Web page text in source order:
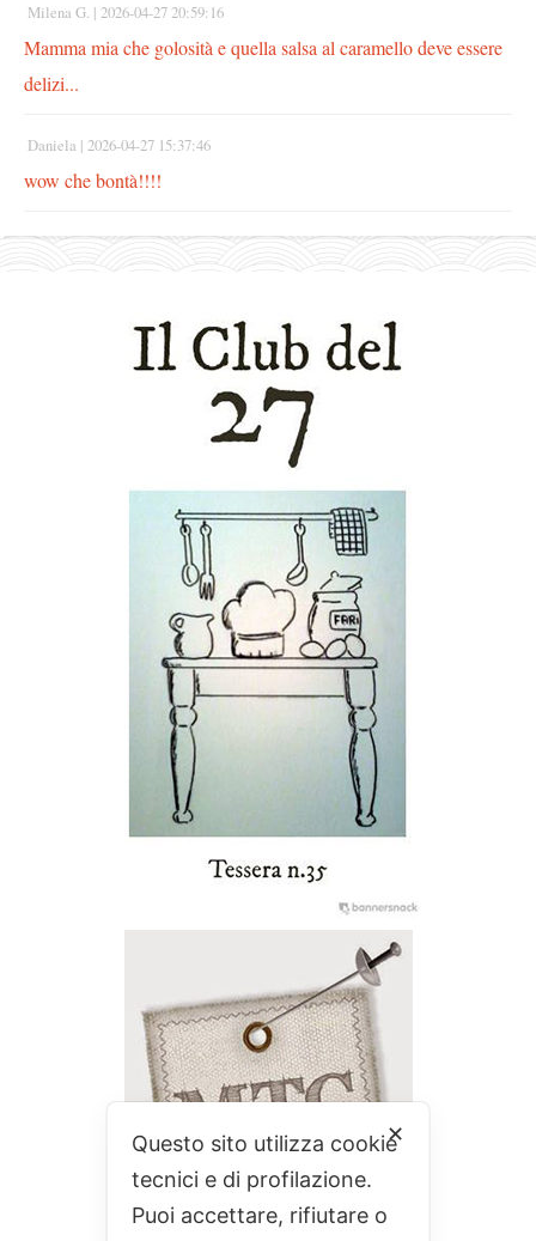
Milena G. | 2026-04-27 20:59:16
Mamma mia che golosità e quella salsa al caramello deve essere
delizi...
Daniela | 2026-04-27 15:37:46
wow che bontà!!!!
✕
Questo sito utilizza cookie
tecnici e di profilazione.
Puoi accettare, rifiutare o